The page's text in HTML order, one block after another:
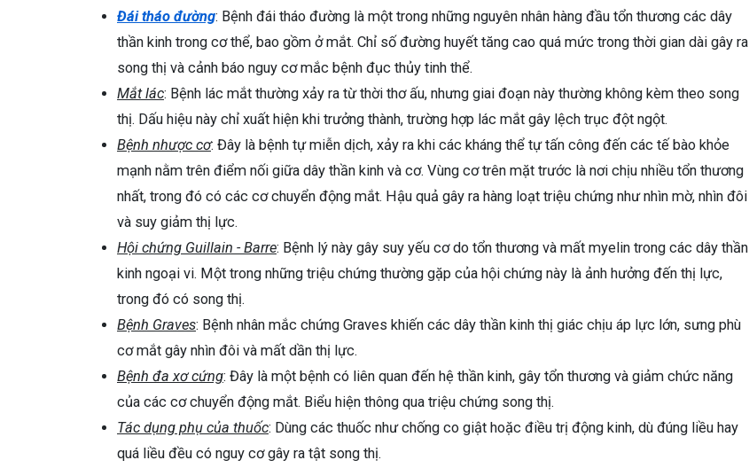
Đái tháo đường: Bệnh đái tháo đường là một trong những nguyên nhân hàng đầu tổn thương các dây
thần kinh trong cơ thể, bao gồm ở mắt. Chỉ số đường huyết tăng cao quá mức trong thời gian dài gây ra
song thị và cảnh báo nguy cơ mắc bệnh đục thủy tinh thể.
Mắt lác: Bệnh lác mắt thường xảy ra từ thời thơ ấu, nhưng giai đoạn này thường không kèm theo song
thị. Dấu hiệu này chỉ xuất hiện khi trưởng thành, trường hợp lác mắt gây lệch trục đột ngột.
Bệnh nhược cơ: Đây là bệnh tự miễn dịch, xảy ra khi các kháng thể tự tấn công đến các tế bào khỏe
mạnh nằm trên điểm nối giữa dây thần kinh và cơ. Vùng cơ trên mặt trước là nơi chịu nhiều tổn thương
nhất, trong đó có các cơ chuyển động mắt. Hậu quả gây ra hàng loạt triệu chứng như nhìn mờ, nhìn đôi
và suy giảm thị lực.
Hội chứng Guillain - Barre: Bệnh lý này gây suy yếu cơ do tổn thương và mất myelin trong các dây thần
kinh ngoại vi. Một trong những triệu chứng thường gặp của hội chứng này là ảnh hưởng đến thị lực,
trong đó có song thị.
Bệnh Graves: Bệnh nhân mắc chứng Graves khiến các dây thần kinh thị giác chịu áp lực lớn, sưng phù
cơ mắt gây nhìn đôi và mất dần thị lực.
Bệnh đa xơ cứng: Đây là một bệnh có liên quan đến hệ thần kinh, gây tổn thương và giảm chức năng
của các cơ chuyển động mắt. Biểu hiện thông qua triệu chứng song thị.
Tác dụng phụ của thuốc: Dùng các thuốc như chống co giật hoặc điều trị động kinh, dù đúng liều hay
quá liều đều có nguy cơ gây ra tật song thị.